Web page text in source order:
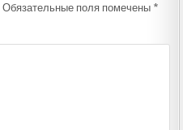
Обязательные поля помечены *